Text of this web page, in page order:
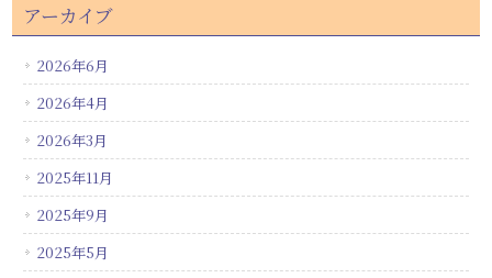
アーカイブ
2026年6月
2026年4月
2026年3月
2025年11月
2025年9月
2025年5月